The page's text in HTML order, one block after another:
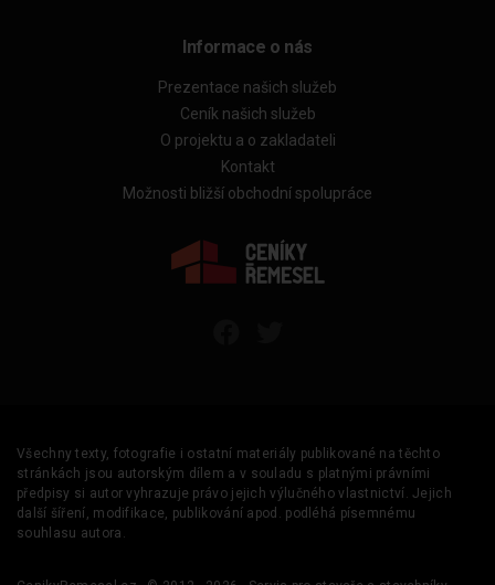
Informace o nás
Prezentace našich služeb
Ceník našich služeb
O projektu a o zakladateli
Kontakt
Možnosti bližší obchodní spolupráce
Všechny texty, fotografie i ostatní materiály publikované na těchto
stránkách jsou autorským dílem a v souladu s platnými právními
předpisy si autor vyhrazuje právo jejich výlučného vlastnictví. Jejich
další šíření, modifikace, publikování apod. podléhá písemnému
souhlasu autora.